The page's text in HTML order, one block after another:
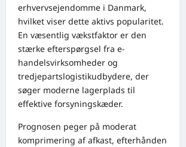
erhvervsejendomme i Danmark,
hvilket viser dette aktivs popularitet.
En væsentlig vækstfaktor er den
stærke efterspørgsel fra e-
handelsvirksomheder og
tredjepartslogistikudbydere, der
søger moderne lagerplads til
effektive forsyningskæder.
Prognosen peger på moderat
komprimering af afkast, efterhånden